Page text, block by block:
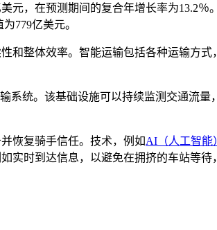
元，在预测期间的复合年增长率为13.2％
779亿美元。
和整体效率。智能运输包括各种运输方
统。该基础设施可以持续监测交通流量
恢复骑手信任。技术，例如AI（人工智能
实时到达信息，以避免在拥挤的车站等